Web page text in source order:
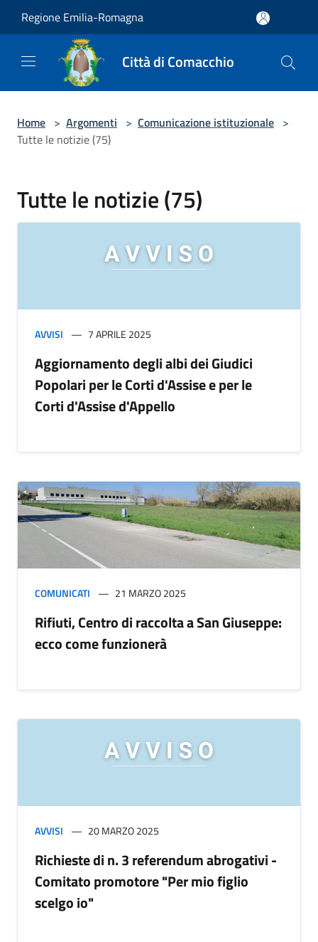
Regione Emilia-Romagna
Città di Comacchio
Home > Argomenti > Comunicazione istituzionale >
Tutte le notizie (75)
Tutte le notizie (75)
AVVISI 7 APRILE 2025
Aggiornamento degli albi dei Giudici
Popolari per le Corti d'Assise e per le
Corti d'Assise d'Appello
COMUNICATI 21 MARZO 2025
Rifiuti, Centro di raccolta a San Giuseppe:
ecco come funzionerà
AVVISI 20 MARZO 2025
Richieste di n. 3 referendum abrogativi -
Comitato promotore "Per mio figlio
scelgo io"